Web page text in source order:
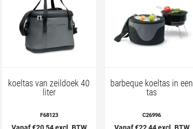
koeltas van zeildoek 40
liter
F68123
Vanaf €20,54 excl. BTW
barbeque koeltas in een
tas
C26996
Vanaf €22,44 excl. BTW